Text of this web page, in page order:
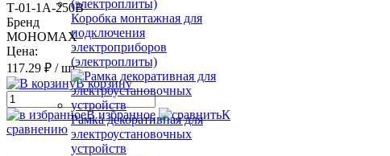
Коробка монтажная для
подключения
электроприборов
(электроплиты)
Рамка декоративная для
электроустановочных
устройств
Т-01-1А-250В
Бренд
МОНОМАХ
Цена:
117.29 ₽ / шт.
В корзину
В избранное
К
сравнению